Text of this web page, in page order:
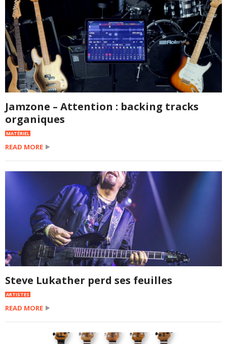
Jamzone – Attention : backing tracks
organiques
MATÉRIEL
READ MORE
Steve Lukather perd ses feuilles
ARTISTES
READ MORE